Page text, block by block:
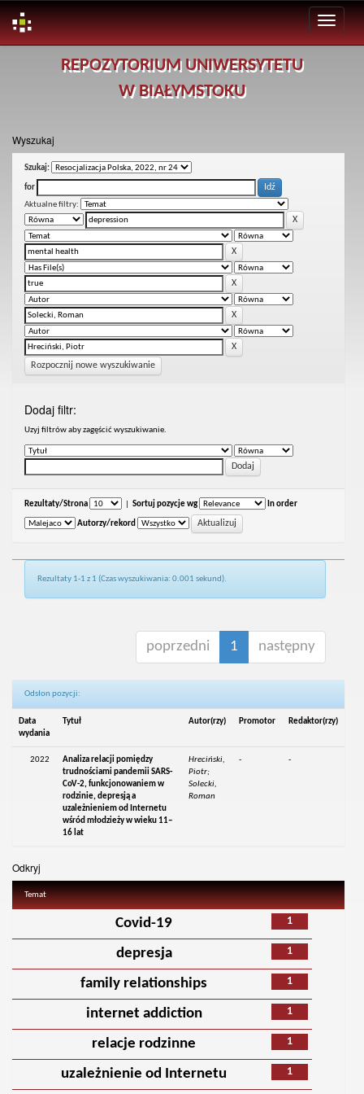
REPOZYTORIUM UNIWERSYTETU
W BIAŁYMSTOKU
Wyszukaj
Szukaj:
for
Aktualne filtry:
Rozpocznij nowe wyszukiwanie
Dodaj filtr:
Uzyj filtrów aby zagęścić wyszukiwanie.
Rezultaty/Strona Sortuj pozycje wg In order
Autorzy/rekord
Rezultaty 1-1 z 1 (Czas wyszukiwania: 0.001 sekund).
poprzedni 1 następny
Odsłon pozycji:
Data
wydania
Tytuł Autor(rzy) Promotor Redaktor(rzy)
2022
Analiza relacji pomiędzy
trudnościami pandemii SARS-
CoV-2, funkcjonowaniem w
rodzinie, depresją a
uzależnieniem od Internetu
wśród młodzieży w wieku 11–
16 lat
Hreciński,
Piotr;
Solecki,
Roman
- -
Odkryj
Temat
1
Covid-19
1
depresja
1
family relationships
1
internet addiction
1
relacje rodzinne
1
uzależnienie od Internetu